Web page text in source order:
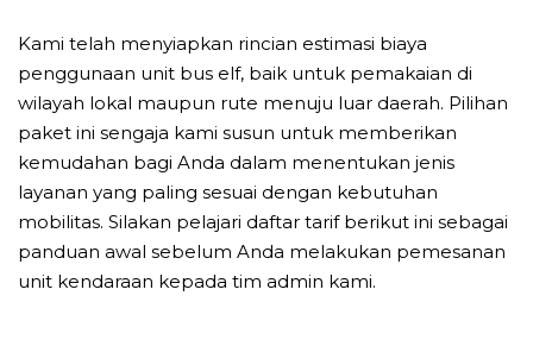
Kami telah menyiapkan rincian estimasi biaya
penggunaan unit bus elf, baik untuk pemakaian di
wilayah lokal maupun rute menuju luar daerah. Pilihan
paket ini sengaja kami susun untuk memberikan
kemudahan bagi Anda dalam menentukan jenis
layanan yang paling sesuai dengan kebutuhan
mobilitas. Silakan pelajari daftar tarif berikut ini sebagai
panduan awal sebelum Anda melakukan pemesanan
unit kendaraan kepada tim admin kami.